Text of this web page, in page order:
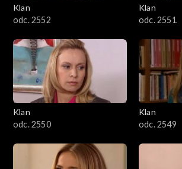
Klan
odc. 2552
Klan
odc. 2551
Klan
odc. 2550
Klan
odc. 2549